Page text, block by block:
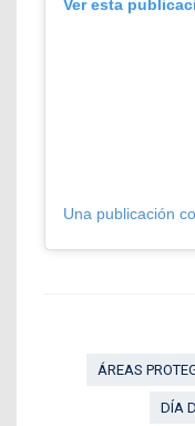
Ver esta
ÁREAS
DÍA